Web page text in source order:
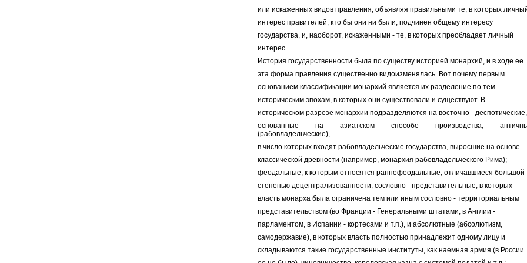
или искаженных видов правления, объявляя правильными те, в которых
интерес правителей, кто бы они ни были, подчинен общему интересу
государства, и, наоборот, искаженными - те, в которых преобладает личный
интерес.
История государственности была по существу историей монархий, и в ходе ее
эта форма правления существенно видоизменялась. Вот почему первым
основанием классификации монархий является их разделение по тем
историческим эпохам, в которых они существовали и существуют. В
историческом разрезе монархии подразделяются на восточно - деспотические,
основанные на азиатском способе производства;
(рабовладельческие),
в число которых входят рабовладельческие государства, выросшие на основе
классической древности (например, монархия рабовладельческого Рима);
феодальные, к которым относятся раннефеодальные, отличавшиеся большой
степенью децентрализованности, сословно - представительные, в которых
власть монарха была ограничена тем или иным сословно - территориальным
представительством (во Франции - Генеральными штатами, в Англии -
парламентом, в Испании - кортесами и т.п.), и абсолютные (абсолютизм,
самодержавие), в которых власть полностью принадлежит одному лицу и
складываются такие государственные институты, как наемная армия (в России